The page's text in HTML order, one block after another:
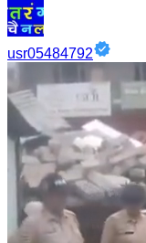
usr05484792